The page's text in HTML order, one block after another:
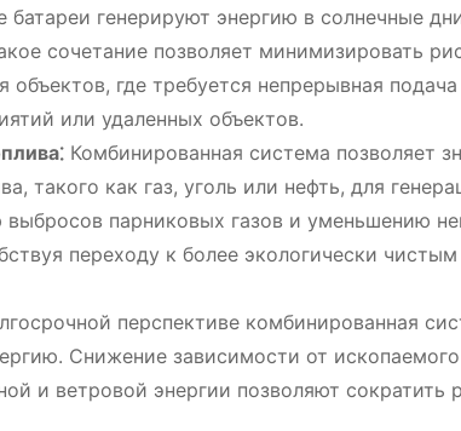
генерируют энергию в солнечные
сочетание позволяет минимизировать
где требуется непрерывная подача
или удаленных объектов.
Комбинированная система позволяет
такого как газ, уголь или нефть, для
парниковых газов и уменьшению
переходу к более экологически
перспективе комбинированная
Снижение зависимости от
и ветровой энергии позволяют сократить